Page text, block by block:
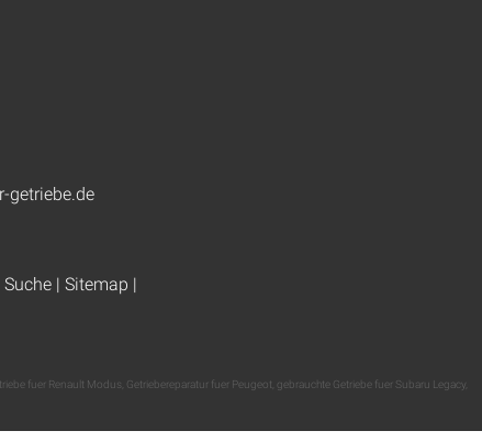
getriebe.de
Suche| Sitemap |
fuer Renault Modus Getriebereparatur fuer Peugeot gebrauchte Getriebe fuer Subaru Legacy